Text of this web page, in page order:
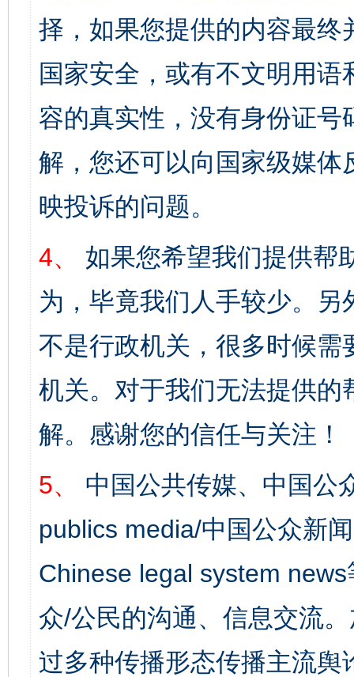
择，如果您提供的内容最
国家安全，或有不文明用
容的真实性，没有身份证
解，您还可以向国家级媒
映投诉的问题。
4、
如果您希望我们提供帮
为，毕竟我们人手较少。
不是行政机关，很多时候
机关。对于我们无法提供
解。感谢您的信任与关注！
5、
中国公共传媒、中国公
publics media/中国公众新
Chinese legal system
众/公民的沟通、信息交流
过多种传播形态传播主流